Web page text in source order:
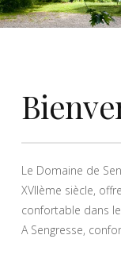
Le Domaine de
XVIIème siècle,
confortable dans
A Sengresse,